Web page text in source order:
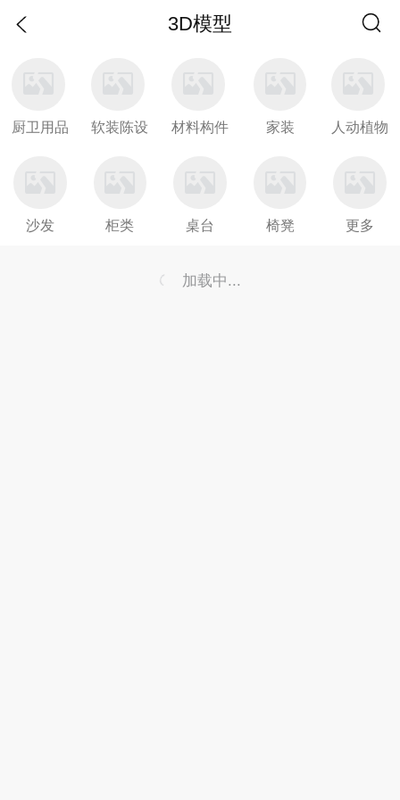
3D模型
厨卫用品 软装陈设 材料构件 家装 人动植物
沙发 柜类 桌台 椅凳 更多
加载中...